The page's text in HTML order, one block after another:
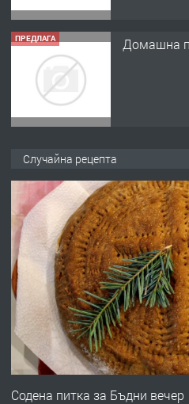
ПРЕДЛАГА Домашна
ПРЕДЛАГА
ЖИВОТ И
ПРЕДЛАГА Имот в
Случайна рецепта
Содена питка за Бъдни вечер